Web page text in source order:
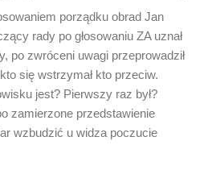
porządku obrad Jan
rady po głosowaniu ZA uznał
po zwróceni uwagi przeprowadził
się wstrzymał kto przeciw.
jest? Pierwszy raz był?
zamierzone przedstawienie
wzbudzić u widza poczucie